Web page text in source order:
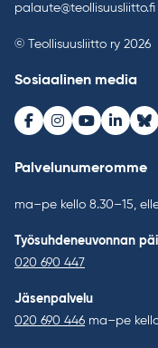
palaute@teollisuusliitto.fi
© Teollisuusliitto ry 2026
Sosiaalinen media
Facebook
Instagram
Youtube
Palvelunumeromme
ma–pe kello 8.30–15,
Työsuhdeneuvonnan
020 690 447
Jäsenpalvelu
020 690 446 ma–pe